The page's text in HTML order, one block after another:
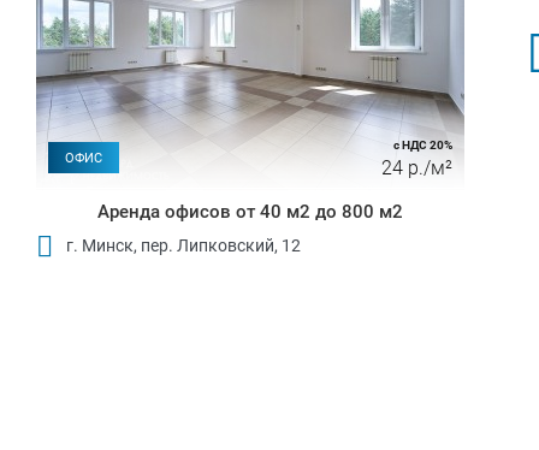
ОФИС
с НДС 20%
24 р./м²
Аренда офисов от 40 м2 до 800 м2
г. Минск, пер. Липковский, 12